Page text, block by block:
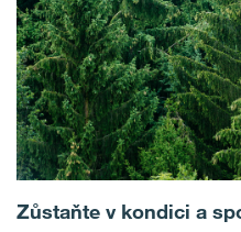
Zůstaňte v kondici a